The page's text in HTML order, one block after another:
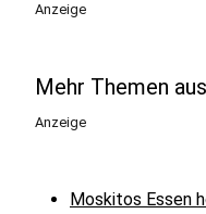
Anzeige
Mehr Themen
Anzeige
Moskitos Essen